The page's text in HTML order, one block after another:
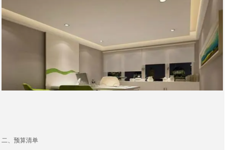
二、预算清单